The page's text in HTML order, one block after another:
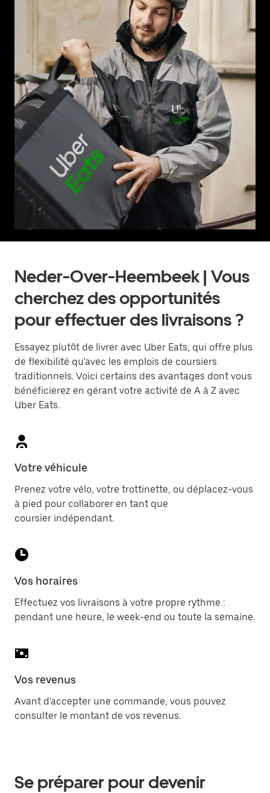
Neder-Over-Heembeek | Vous
cherchez des opportunités
pour effectuer des livraisons ?
Essayez plutôt de livrer avec Uber Eats, qui offre plus
de flexibilité qu'avec les emplois de coursiers
traditionnels. Voici certains des avantages dont vous
bénéficierez en gérant votre activité de A à Z avec
Uber Eats.
Votre véhicule
Prenez votre vélo, votre trottinette, ou déplacez-vous
à pied pour collaborer en tant que
coursier indépendant.
Vos horaires
Effectuez vos livraisons à votre propre rythme :
pendant une heure, le week-end ou toute la semaine.
Vos revenus
Avant d'accepter une commande, vous pouvez
consulter le montant de vos revenus.
Se préparer pour devenir